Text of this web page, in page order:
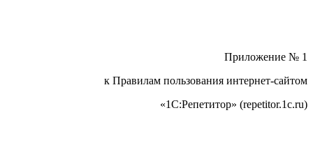
Приложение № 1
к Правилам пользования интернет-сайтом
«1С:Репетитор» (repetitor.1c.ru)